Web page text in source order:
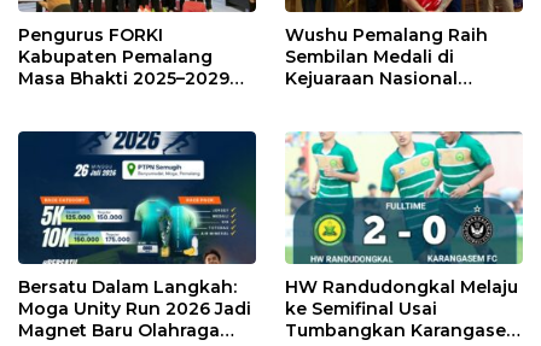
Pengurus FORKI
Kabupaten Pemalang
Masa Bhakti 2025–2029
Wushu Pemalang Raih
Sembilan Medali di
Kejuaraan Nasional
Bersatu Dalam Langkah:
Moga Unity Run 2026 Jadi
Magnet Baru Olahraga
HW Randudongkal Melaju
ke Semifinal Usai
Tumbangkan Karangasem